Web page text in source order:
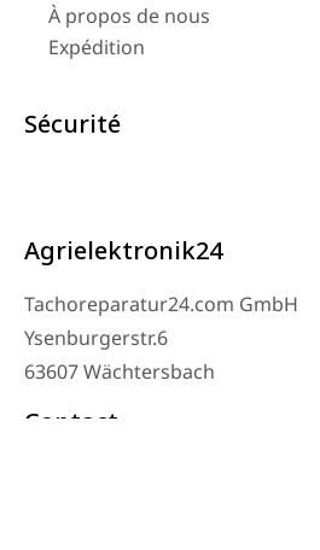
À propos de nous
Expédition
Sécurité
Agrielektronik24
Tachoreparatur24.com GmbH
Ysenburgerstr.6
63607 Wächtersbach
Contact